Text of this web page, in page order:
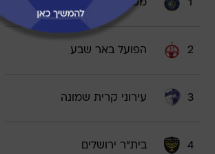
1 מכבי תל אביב
2 הפועל באר שבע
3 עירוני קרית שמונה
4 בית"ר ירושלים